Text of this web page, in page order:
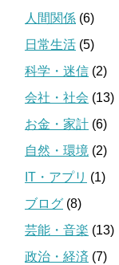
人間関係 (6)
日常生活 (5)
科学・迷信 (2)
会社・社会 (13)
お金・家計 (6)
自然・環境 (2)
IT・アプリ (1)
ブログ (8)
芸能・音楽 (13)
政治・経済 (7)